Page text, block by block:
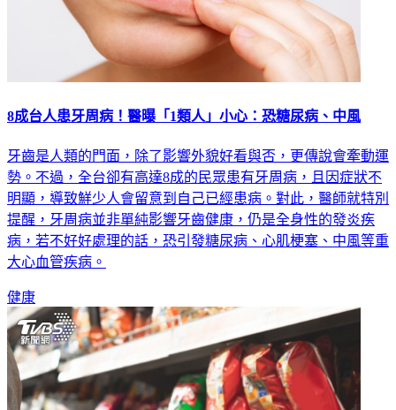
牙齒是人類的門面，除了影響外貌好看與否，更傳說會牽動運
勢。不過，全台卻有高達8成的民眾患有牙周病，且因症狀不
明顯，導致鮮少人會留意到自己已經患病。對此，醫師就特別
提醒，牙周病並非單純影響牙齒健康，仍是全身性的發炎疾
病，若不好好處理的話，恐引發糖尿病、心肌梗塞、中風等重
健康